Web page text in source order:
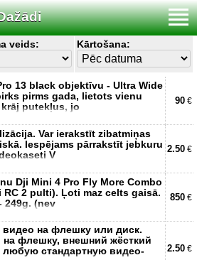
veids: Kārtošana:
13 black objektīvu - Ultra Wide
pirms gada, lietots vienu
putekļus, jo
90 €
Var ierakstīt zibatmiņas
Iespējams pārrakstīt jebkuru
V
2.50 €
Dji Mini 4 Pro Fly More Combo
RC 2 pulti). Ļoti maz celts gaisā.
249g. (nev
850 €
на флешку или диск.
на флешку, внешний жёсткий
любую стандартную видео-
2.50 €